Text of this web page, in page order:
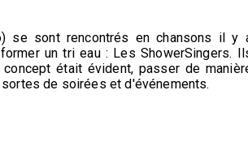
se sont rencontrés en chansons il y
un tri eau : Les ShowerSingers.
était évident, passer de
de soirées et d'événements.